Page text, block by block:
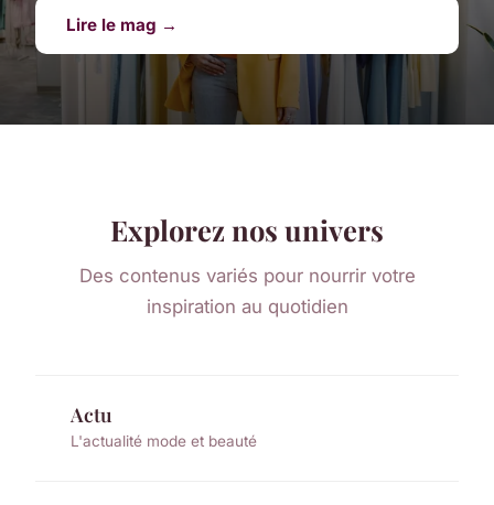
Lire le mag →
Explorez nos univers
Des contenus variés pour nourrir votre
inspiration au quotidien
Actu
L'actualité mode et beauté